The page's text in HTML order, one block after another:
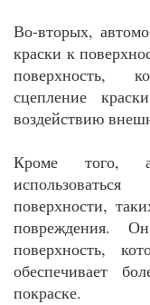
Во-вторых,
краски к
поверхность,
сцепление
воздействию
Кроме того,
поверхности,
повреждения.
поверхность,
обеспечивает
покраске.